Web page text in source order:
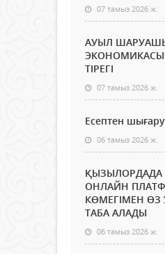
07 тамыз 2026 ж.
АУЫЛ
ТІРЕГІ
07 тамыз 2026 ж.
Есептен шығару
06 тамыз 2026 ж.
ОНЛАЙН
КӨМЕГІМЕН ӨЗ
ТАБА АЛАДЫ
06 тамыз 2026 ж.